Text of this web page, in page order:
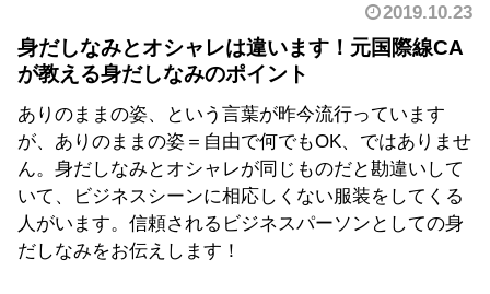
2019.10.23
身だしなみとオシャレは違います！元国際線CA
が教える身だしなみのポイント
ありのままの姿、という言葉が昨今流行っています
が、ありのままの姿＝自由で何でもOK、ではありませ
ん。身だしなみとオシャレが同じものだと勘違いして
いて、ビジネスシーンに相応しくない服装をしてくる
人がいます。信頼されるビジネスパーソンとしての身
だしなみをお伝えします！